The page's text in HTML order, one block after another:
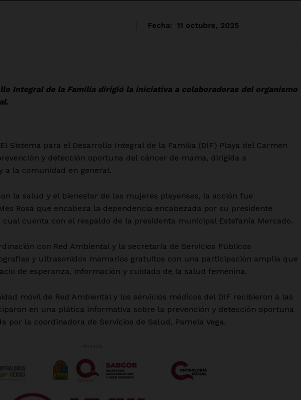
Fecha: 11 octubre, 2025
Integral de la Familia dirigió la iniciativa a colaboradoras del organismo
El Sistema para el Desarrollo Integral de la Familia (DIF) Playa del Carmen
y detección oportuna del cáncer de mama, dirigida a
a la comunidad en general.
la salud y el bienestar de las mujeres playenses, la acción fue
Rosa que encabeza la dependencia encabezada por su presidente
cual cuenta con el respaldo de la presidenta municipal Estefanía Mercado.
con Red Ambiental y la secretaría de Servicios Públicos
y ultrasonidos mamarios gratuitos con una participación amplia que
de esperanza, información y cuidado de la salud femenina.
móvil de Red Ambiental y los servicios médicos del DIF recibieron a las
en una plática informativa sobre la prevención y detección oportuna
por la coordinadora de Servicios de Salud, Pamela Vega.